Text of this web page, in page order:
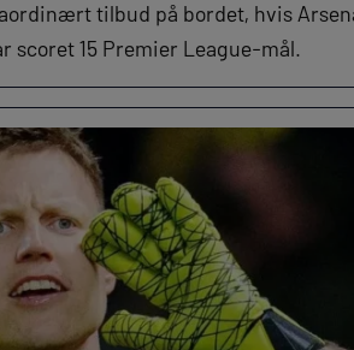
tilbud på bordet, hvis
scoret 15 Premier League-mål.